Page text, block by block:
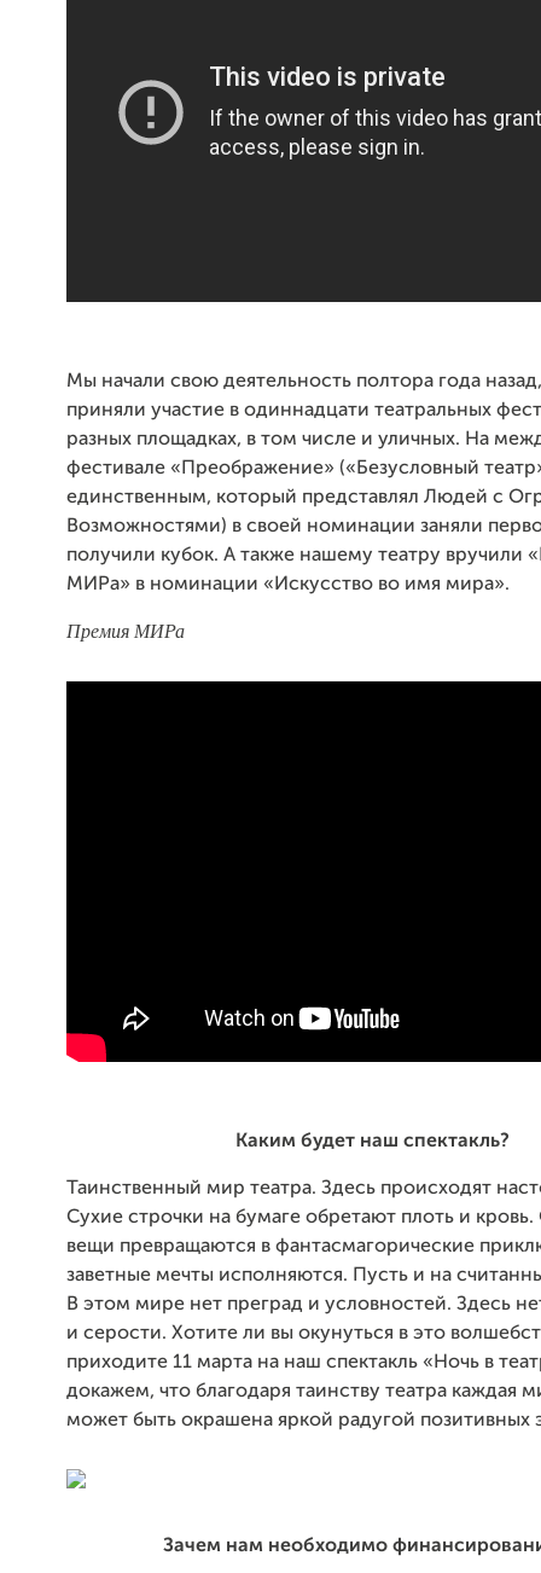
Мы начали свою деятельность полтора года
приняли участие в одиннадцати театральных
разных площадках, в том числе и уличных. На
фестивале «Преображение» («Безусловный
единственным, который представлял Людей с
Возможностями) в своей номинации заняли
получили кубок. А также нашему театру вручили
МИРа» в номинации «Искусство во имя мира».
Премия МИРа
Каким будет наш спектакль?
Таинственный мир театра. Здесь происходят
Сухие строчки на бумаге обретают плоть и
вещи превращаются в фантасмагорические
заветные мечты исполняются. Пусть и на
В этом мире нет преград и условностей. Здесь
и серости. Хотите ли вы окунуться в это
приходите 11 марта на наш спектакль «Ночь в
докажем, что благодаря таинству театра каждая
может быть окрашена яркой радугой позитивных
Зачем нам необходимо